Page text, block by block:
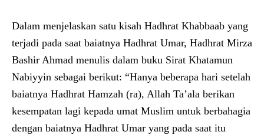
Dalam menjelaskan satu kisah Hadhrat Khabbaab yang
terjadi pada saat baiatnya Hadhrat Umar, Hadhrat Mirza
Bashir Ahmad menulis dalam buku Sirat Khatamun
Nabiyyin sebagai berikut: “Hanya beberapa hari setelah
baiatnya Hadhrat Hamzah (ra), Allah Ta’ala berikan
kesempatan lagi kepada umat Muslim untuk berbahagia
dengan baiatnya Hadhrat Umar yang pada saat itu